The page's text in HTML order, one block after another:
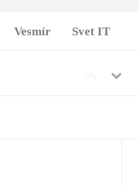
Vesmír Svet IT
Previous
Next